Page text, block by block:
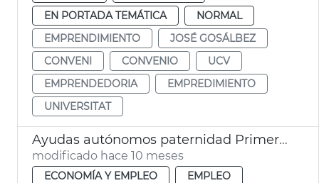
EN PORTADA TEMÁTICA
NORMAL
EMPRENDIMIENTO
JOSÉ GOSÁLBEZ
CONVENI
CONVENIO
UCV
EMPRENDEDORIA
EMPREDIMIENTO
UNIVERSITAT
Ayudas autónomos paternidad Primeros Pasos 2025 València
modificado hace 10 meses
ECONOMÍA Y EMPLEO
EMPLEO